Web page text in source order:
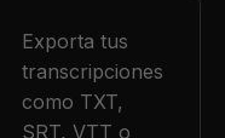
Exporta tus
transcripciones
como TXT,
SRT, VTT o